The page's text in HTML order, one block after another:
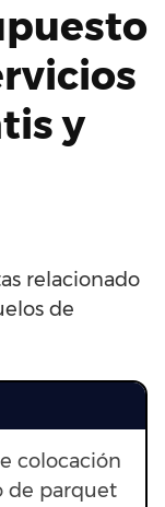
y
relacionado
de
colocación
de parquet